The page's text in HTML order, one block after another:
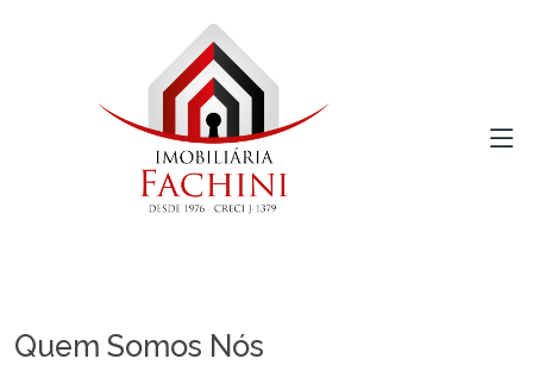
Quem Somos Nós